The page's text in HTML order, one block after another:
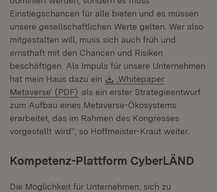
Einstiegschancen für alle bieten und es müssen
unsere gesellschaftlichen Werte gelten. Wer also
mitgestalten will, muss sich auch früh und
ernsthaft mit den Chancen und Risiken
beschäftigen. Als Impuls für unsere Unternehmen
hat mein Haus dazu ein
Download:
‚Whitepaper
Metaverse‘ (PDF) (Öffnet in neuem Fenster)
als ein erster Strategieentwurf
zum Aufbau eines Metaverse-Ökosystems
erarbeitet, das im Rahmen des Kongresses
vorgestellt wird“, so Hoffmeister-Kraut weiter.
Kompetenz-Plattform CyberLÄND
Die Möglichkeit für Unternehmen, sich zu